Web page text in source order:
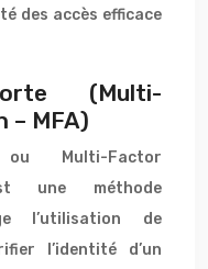
des accès efficace
(Multi-
MFA)
ou Multi-Factor
une méthode
l’utilisation de
l’identité d’un